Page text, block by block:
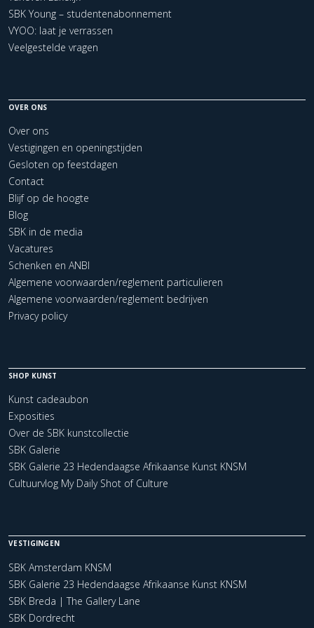
SBK Young – studentenabonnement
VYOO: laat je verrassen
Veelgestelde vragen
OVER ONS
Over ons
Vestigingen en openingstijden
Gesloten op feestdagen
Contact
Blijf op de hoogte
Blog
SBK in de media
Vacatures
Schenken en ANBI
Algemene voorwaarden/reglement particulieren
Algemene voorwaarden/reglement bedrijven
Privacy policy
SHOP KUNST
Kunst cadeaubon
Exposities
Over de SBK kunstcollectie
SBK Galerie
SBK Galerie 23 Hedendaagse Afrikaanse Kunst KNSM
Cultuurvlog My Daily Shot of Culture
VESTIGINGEN
SBK Amsterdam KNSM
SBK Galerie 23 Hedendaagse Afrikaanse Kunst KNSM
SBK Breda | The Gallery Lane
SBK Dordrecht